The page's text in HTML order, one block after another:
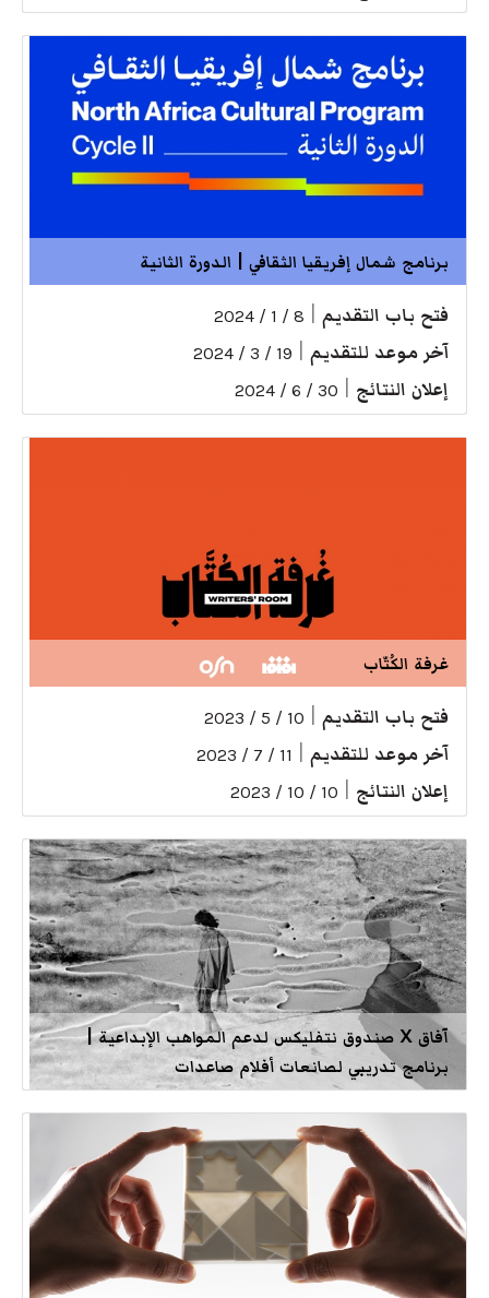
برنامج شمال إفريقيا الثقافي | الدورة الثانية
فتح باب التقديم 8 / 1 / 2024
آخر موعد للتقديم 19 / 3 / 2024
إعلان النتائج 30 / 6 / 2024
غرفة الكُتّاب
فتح باب التقديم 10 / 5 / 2023
آخر موعد للتقديم 11 / 7 / 2023
إعلان النتائج 10 / 10 / 2023
آفاق X صندوق نتفليكس لدعم المواهب الإبداعية |
برنامج تدريبي لصانعات أفلام صاعدات